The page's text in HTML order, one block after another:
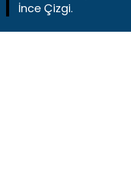
İnce Çizgi.